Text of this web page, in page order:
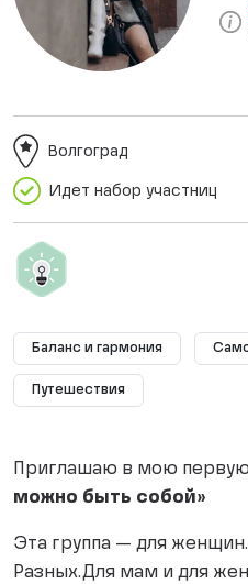
Идет набор участниц
Волгоград
Баланс и гармония
Путешествия
Приглашаю в мою первую
можно быть собой»
Эта группа — для
Разных.Для мам и для